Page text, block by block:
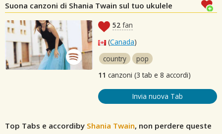
Suona canzoni di Shania Twain sul tuo ukulele
52 fan
(Canada)
country
pop
11 canzoni (3 tab e 8 accordi)
Invia nuova Tab
Top Tabs e accordiby Shania Twain, non perdere queste